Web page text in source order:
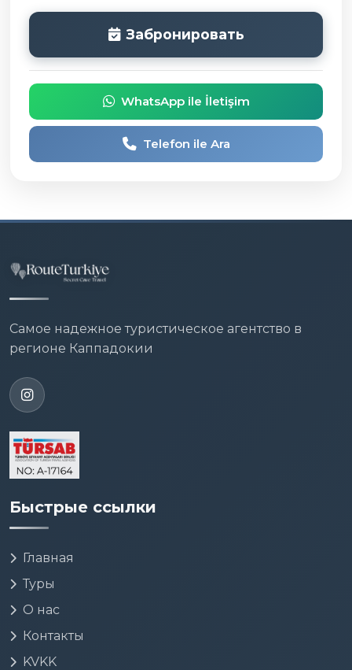
Забронировать
WhatsApp ile İletişim
Telefon ile Ara
Самое надежное туристическое агентство в
регионе Каппадокии
Быстрые ссылки
Главная
Туры
О нас
Контакты
KVKK